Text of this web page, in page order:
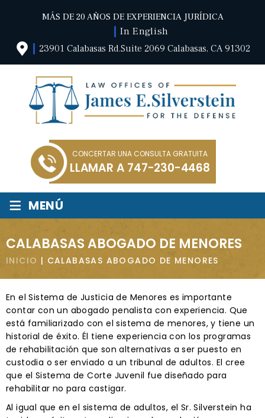
MÁS DE 20 AÑOS DE EXPERIENCIA JURÍDICA
In English
23901 Calabasas Rd.Suite 2069 Calabasas, CA 91302
CONCERTAR UNA CONSULTA GRATUITA
LLAMAR A 747-230-4468
≡ MENÚ
CALABASAS ABOGADO DE MENORES
INICIO | CALABASAS ABOGADO DE MENORES
En el Sistema de Justicia de Menores es importante
contar con un abogado penalista con experiencia. Que
está familiarizado con el sistema de menores, y tiene un
historial de éxito. Él tiene experiencia con los programas
de rehabilitación que son alternativas a ser puesto en
custodia o ser enviado a un tribunal de adultos. El cree
que el Sistema de Corte Juvenil fue diseñado para
rehabilitar no para castigar.
Al igual que en el sistema de adultos, el Sr. Silverstein ha